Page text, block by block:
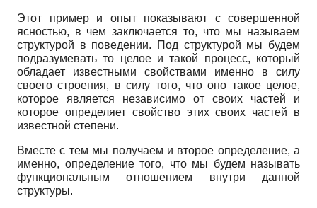
Этот пример и опыт показывают с совершенной
ясностью, в чем заключается то, что мы называем
структурой в поведении. Под структурой мы будем
подразумевать то целое и такой процесс, который
обладает известными свойствами именно в силу
своего строения, в силу того, что оно такое целое,
которое является независимо от своих частей и
которое определяет свойство этих своих частей в
известной степени.
Вместе с тем мы получаем и второе определение, а
именно, определение того, что мы будем называть
функциональным отношением внутри данной
структуры.